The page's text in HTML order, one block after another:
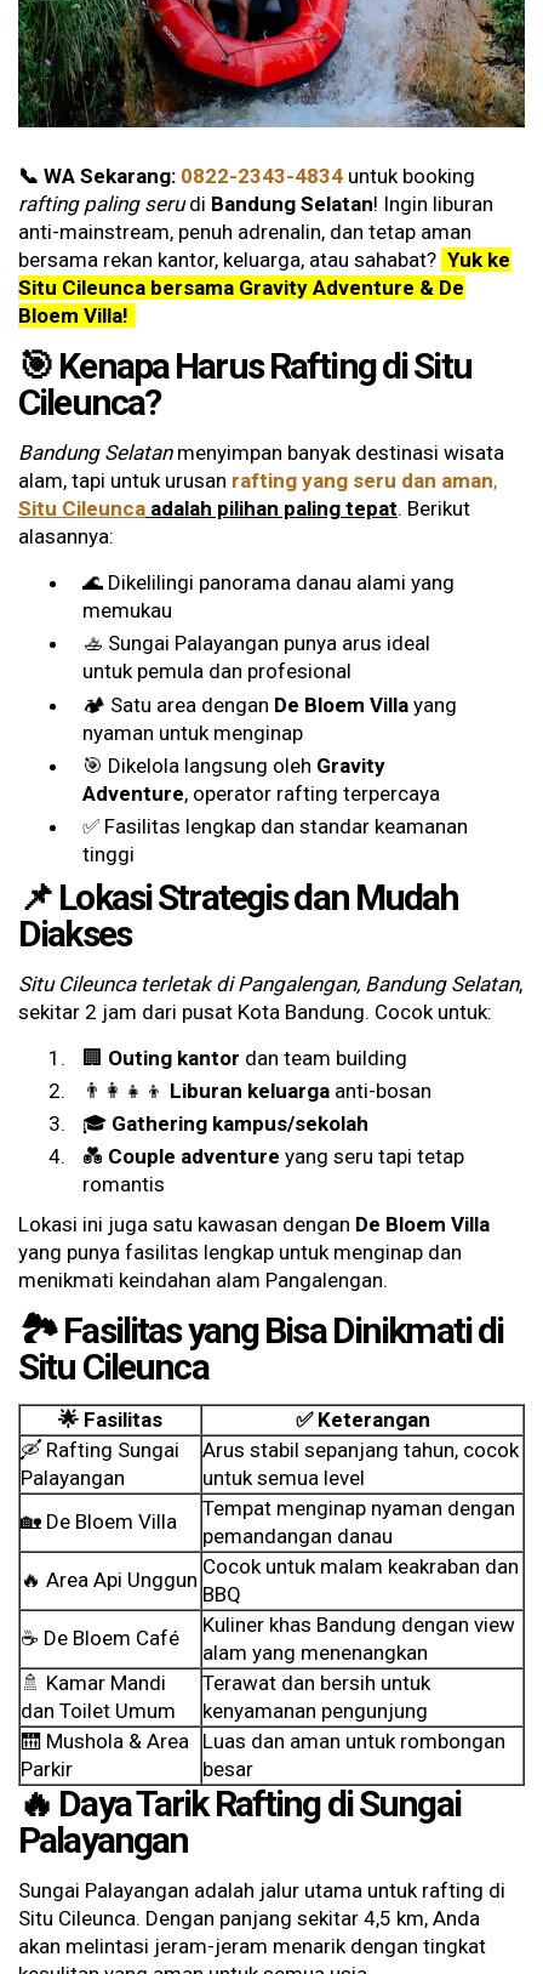
📞 WA Sekarang: 0822-2343-4834 untuk booking
rafting paling serudi Bandung Selatan! Ingin liburan
anti-mainstream, penuh adrenalin, dan tetap aman
bersama rekan kantor, keluarga, atau sahabat? Yuk ke
Situ Cileunca bersama Gravity Adventure & De
Bloem Villa!
🎯 Kenapa Harus Rafting di Situ
Cileunca?
Bandung Selatanmenyimpan banyak destinasi wisata
alam, tapi untuk urusan rafting yang seru dan aman,
Situ Cileunca adalah pilihan paling tepat. Berikut
alasannya:
🌊 Dikelilingi panorama danau alami yang
memukau
🚣 Sungai Palayangan punya arus ideal
untuk pemula dan profesional
🏕️ Satu area dengan De Bloem Villayang
nyaman untuk menginap
🎯 Dikelola langsung oleh Gravity
Adventure, operator rafting terpercaya
✅ Fasilitas lengkap dan standar keamanan
tinggi
📌 Lokasi Strategis dan Mudah
Diakses
Situ Cileunca terletak di Pangalengan, Bandung Selatan,
sekitar 2 jam dari pusat Kota Bandung. Cocok untuk:
🏢 Outing kantor dan team building
👨‍👩‍👧‍👦 Liburan keluargaanti-bosan
🎓 Gathering kampus/sekolah
💑 Couple adventure yang seru tapi tetap
romantis
Lokasi ini juga satu kawasan dengan De Bloem Villa
yang punya fasilitas lengkap untuk menginap dan
menikmati keindahan alam Pangalengan.
🏞️ Fasilitas yang Bisa Dinikmati di
Situ Cileunca
🌟 Fasilitas
✅ Keterangan
🛶 Rafting Sungai
Palayangan
Arus stabil sepanjang tahun, cocok
untuk semua level
🏡 De Bloem Villa
Tempat menginap nyaman dengan
pemandangan danau
🔥 Area Api Unggun
Cocok untuk malam keakraban dan
BBQ
☕ De Bloem Café
Kuliner khas Bandung dengan view
alam yang menenangkan
🚿 Kamar Mandi
dan Toilet Umum
Terawat dan bersih untuk
kenyamanan pengunjung
🛗 Mushola & Area
Parkir
Luas dan aman untuk rombongan
besar
🔥 Daya Tarik Rafting di Sungai
Palayangan
Sungai Palayangan adalah jalur utama untuk rafting di
Situ Cileunca. Dengan panjang sekitar 4,5 km, Anda
akan melintasi jeram-jeram menarik dengan tingkat